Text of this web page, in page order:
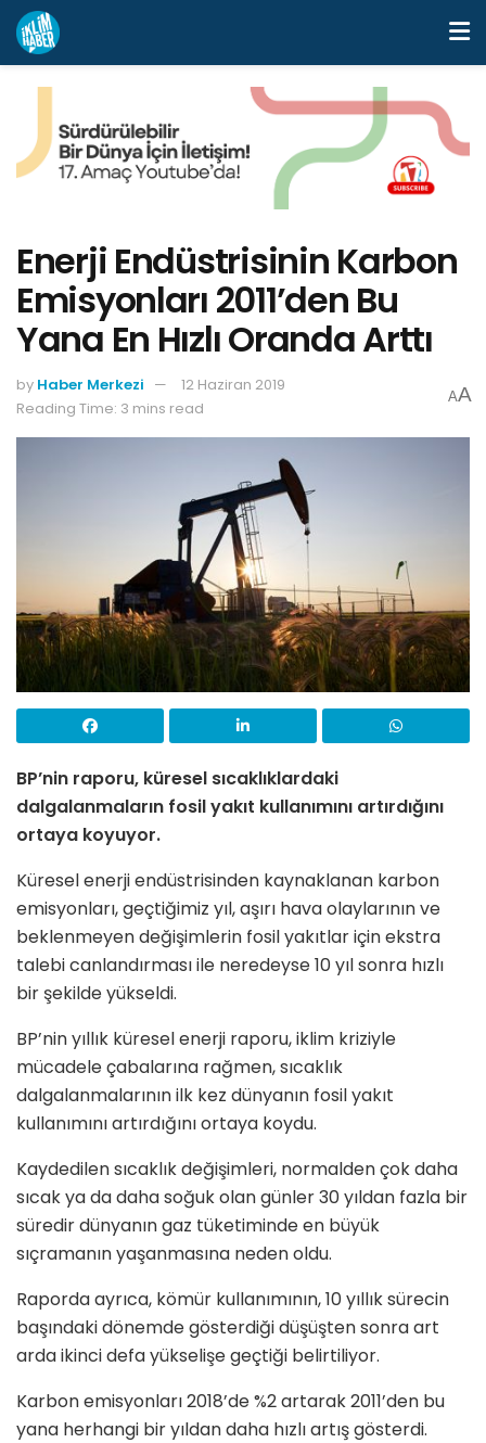
Enerji Endüstrisinin Karbon
Emisyonları 2011’den Bu
Yana En Hızlı Oranda Arttı
by Haber Merkezi
12 Haziran 2019
Reading Time: 3 mins read
AA
BP’nin raporu, küresel sıcaklıklardaki
dalgalanmaların fosil yakıt kullanımını artırdığını
ortaya koyuyor.
Küresel enerji endüstrisinden kaynaklanan karbon
emisyonları, geçtiğimiz yıl, aşırı hava olaylarının ve
beklenmeyen değişimlerin fosil yakıtlar için ekstra
talebi canlandırması ile neredeyse 10 yıl sonra hızlı
bir şekilde yükseldi.
BP’nin yıllık küresel enerji raporu, iklim kriziyle
mücadele çabalarına rağmen, sıcaklık
dalgalanmalarının ilk kez dünyanın fosil yakıt
kullanımını artırdığını ortaya koydu.
Kaydedilen sıcaklık değişimleri, normalden çok daha
sıcak ya da daha soğuk olan günler 30 yıldan fazla bir
süredir dünyanın gaz tüketiminde en büyük
sıçramanın yaşanmasına neden oldu.
Raporda ayrıca, kömür kullanımının, 10 yıllık sürecin
başındaki dönemde gösterdiği düşüşten sonra art
arda ikinci defa yükselişe geçtiği belirtiliyor.
Karbon emisyonları 2018’de %2 artarak 2011’den bu
yana herhangi bir yıldan daha hızlı artış gösterdi.